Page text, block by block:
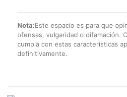
Nota:Este espacio es para que
ofensas, vulgaridad o difamación.
cumpla con estas características
definitivamente.